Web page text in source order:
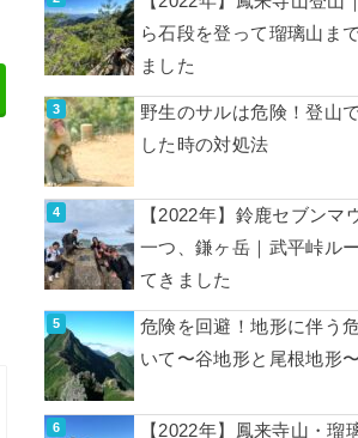
ら石段を登って瑠璃山ま
ました
野生のサルは危険！登山
した時の対処法
【2022年】鈴鹿セブンマ
一つ、鎌ヶ岳｜武平峠ル
てきました
危険を回避！地形に伴う
いて〜谷地形と尾根地形〜
【2022年】鳳来寺山・瑠